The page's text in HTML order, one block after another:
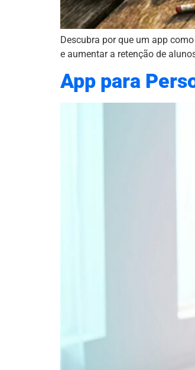
Descubra por que um app
e aumentar a retenção de
App para